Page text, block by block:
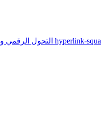
التحول الرقمي